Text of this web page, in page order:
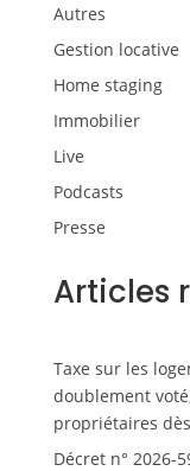
Autres
Gestion locative
Home staging
Immobilier
Live
Podcasts
Presse
Articles
Taxe sur les
doublement
propriétaires
Décret n° 2026-